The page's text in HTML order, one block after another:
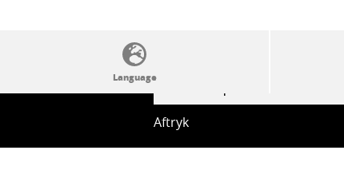
Aftryk